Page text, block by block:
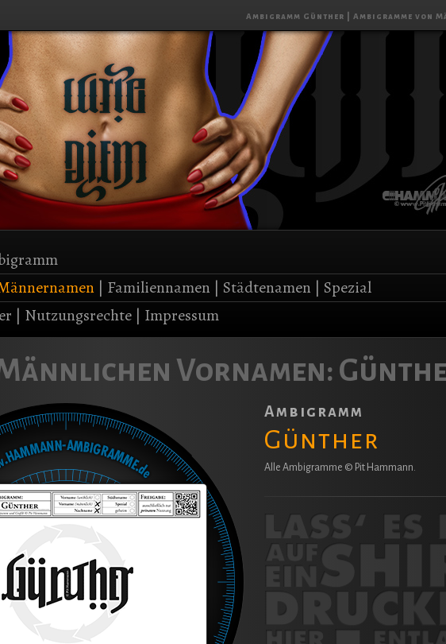
Ambigramm Günther | Ambigramme von
| Familiennamen | Städtenamen | Spezial
| Nutzungsrechte | Impressum
Vornamen:
Ambigramm
Günther
Alle Ambigramme © Pit Hammann.